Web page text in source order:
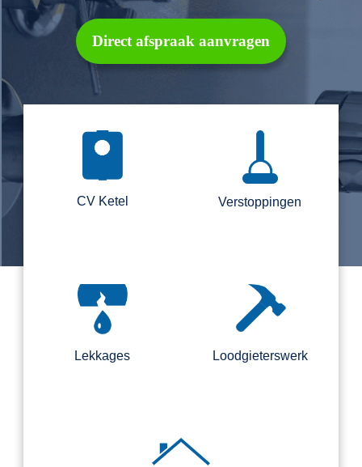
Direct afspraak aanvragen
CV Ketel Verstoppingen
Lekkages Loodgieterswerk